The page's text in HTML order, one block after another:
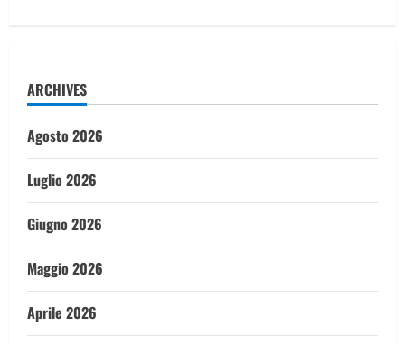
ARCHIVES
Agosto 2026
Luglio 2026
Giugno 2026
Maggio 2026
Aprile 2026